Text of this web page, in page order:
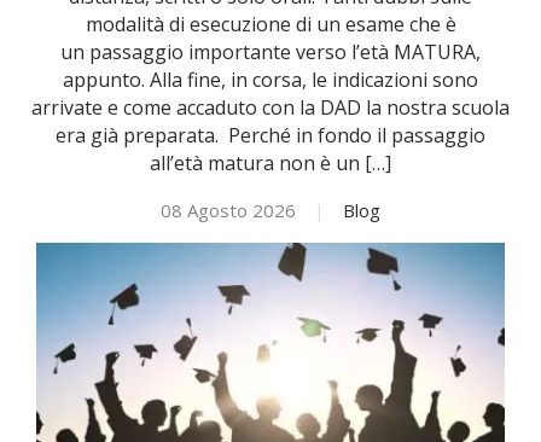
NOVITÀ
ISCRIVITI
ESAMI DI IDONEITÀ
modalità di esecuzione di un esame che è
un passaggio importante verso l’età MATURA,
appunto. Alla fine, in corsa, le indicazioni sono
arrivate e come accaduto con la DAD la nostra scuola
era già preparata. Perché in fondo il passaggio
all’età matura non è un […]
08 Agosto 2026 | Blog